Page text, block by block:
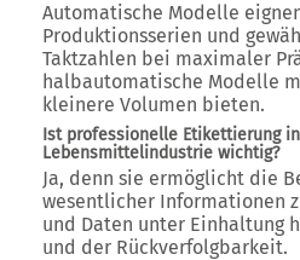
Automatische Modelle
Produktionsserien und
Taktzahlen bei maximaler
halbautomatische Modelle
kleinere Volumen bieten.
Ist professionelle Etikettierung
Lebensmittelindustrie wichtig?
Ja, denn sie ermöglicht die
wesentlicher Informationen
und Daten unter Einhaltung
und der Rückverfolgbarkeit.